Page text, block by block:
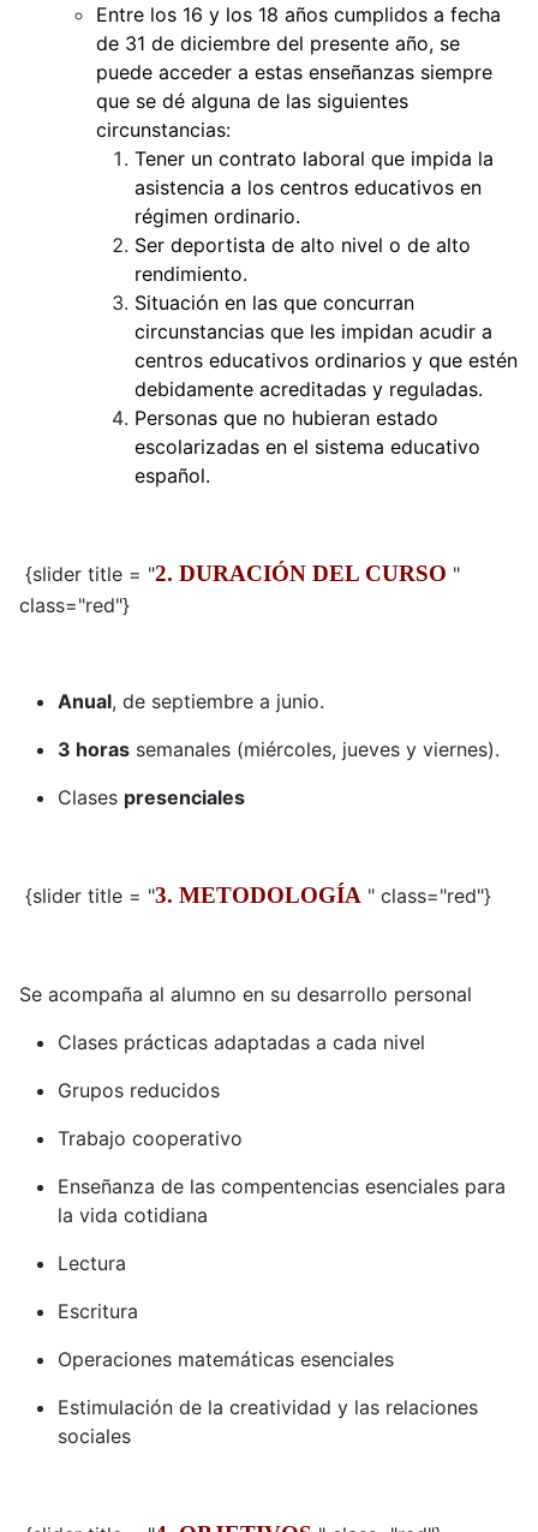
Entre los 16 y los 18 años cumplidos a fecha
de 31 de diciembre del presente año, se
puede acceder a estas enseñanzas siempre
que se dé alguna de las siguientes
circunstancias:
Tener un contrato laboral que impida la
asistencia a los centros educativos en
régimen ordinario.
Ser deportista de alto nivel o de alto
rendimiento.
Situación en las que concurran
circunstancias que les impidan acudir a
centros educativos ordinarios y que estén
debidamente acreditadas y reguladas.
Personas que no hubieran estado
escolarizadas en el sistema educativo
español.
{slider title = "2. DURACIÓN DEL CURSO "
class="red"}
Anual, de septiembre a junio.
3 horas semanales (miércoles, jueves y viernes).
Clases presenciales
{slider title = "3. METODOLOGÍA " class="red"}
Se acompaña al alumno en su desarrollo personal
Clases prácticas adaptadas a cada nivel
Grupos reducidos
Trabajo cooperativo
Enseñanza de las compentencias esenciales para
la vida cotidiana
Lectura
Escritura
Operaciones matemáticas esenciales
Estimulación de la creatividad y las relaciones
sociales